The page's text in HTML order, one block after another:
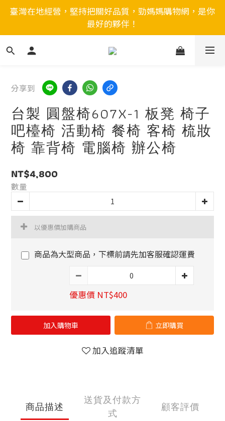
臺灣在地經營，堅持把關好品質，勁媽媽購物網，是你
最好的夥伴！
分享到
台製 圓盤椅607X-1 板凳 椅子
吧檯椅 活動椅 餐椅 客椅 梳妝
椅 靠背椅 電腦椅 辦公椅
NT$4,800
數量
以優惠價加購商品
商品為大型商品，下標前請先加客服確認運費
優惠價 NT$400
加入購物車 立即購買
加入追蹤清單
商品描述
送貨及付款方
式
顧客評價